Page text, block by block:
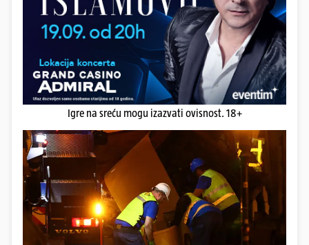
Igre na sreću mogu izazvati ovisnost. 18+